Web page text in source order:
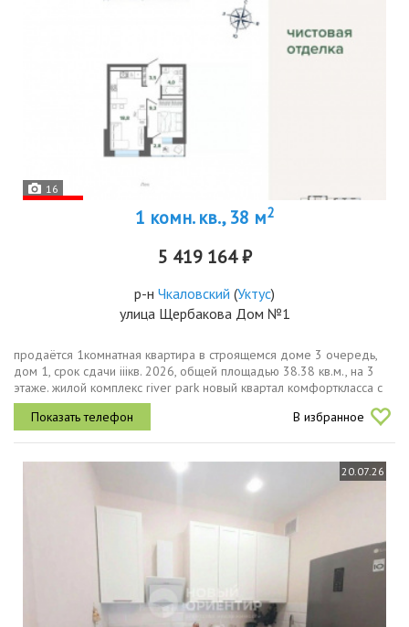
16
1 комн. кв., 38 м2
5 419 164 ₽
р-н Чкаловский (Уктус)
улица Щербакова Дом №1
продаётся 1комнатная квартира в строящемся доме 3 очередь,
дом 1, срок сдачи iiiкв. 2026, общей площадью 38.38 кв.м., на 3
этаже. жилой комплекс river park новый квартал комфорткласса с
уникальной рекреационной инфраструктурой, собственной...
В избранное
20.07.26